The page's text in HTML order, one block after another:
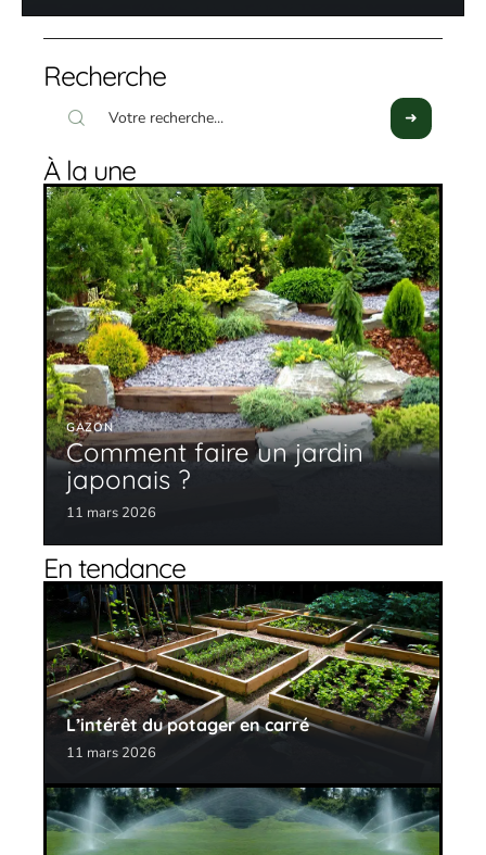
Recherche
À la une
GAZON
Comment faire un jardin
japonais ?
11 mars 2026
En tendance
L’intérêt du potager en carré
11 mars 2026